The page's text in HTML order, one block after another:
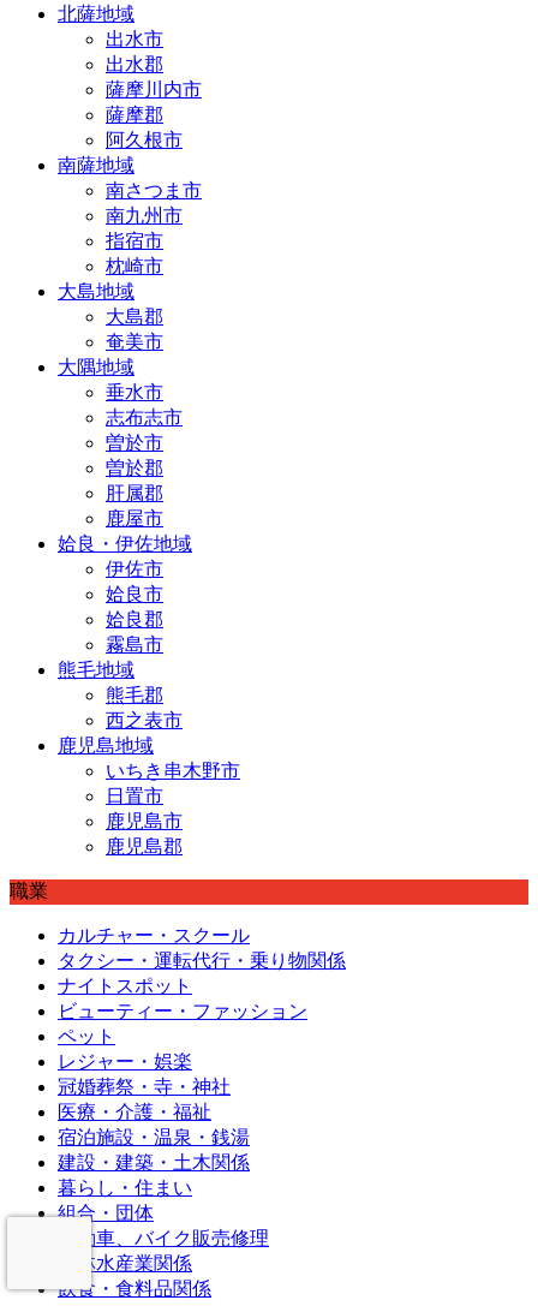
北薩地域
出水市
出水郡
薩摩川内市
薩摩郡
阿久根市
南薩地域
南さつま市
南九州市
指宿市
枕崎市
大島地域
大島郡
奄美市
大隅地域
垂水市
志布志市
曽於市
曽於郡
肝属郡
鹿屋市
姶良・伊佐地域
伊佐市
姶良市
姶良郡
霧島市
熊毛地域
熊毛郡
西之表市
鹿児島地域
いちき串木野市
日置市
鹿児島市
鹿児島郡
職業
カルチャー・スクール
タクシー・運転代行・乗り物関係
ナイトスポット
ビューティー・ファッション
ペット
レジャー・娯楽
冠婚葬祭・寺・神社
医療・介護・福祉
宿泊施設・温泉・銭湯
建設・建築・土木関係
暮らし・住まい
組合・団体
自動車、バイク販売修理
農林水産業関係
飲食・食料品関係